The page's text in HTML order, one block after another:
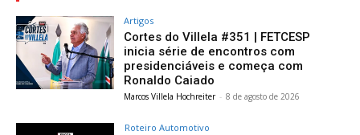
Artigos
Cortes do Villela #351 | FETCESP
inicia série de encontros com
presidenciáveis e começa com
Ronaldo Caiado
Marcos Villela Hochreiter - 8 de agosto de 2026
Roteiro Automotivo